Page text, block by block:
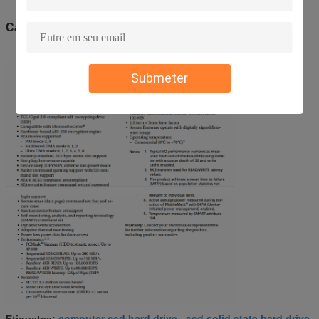
Submeter
Característica: